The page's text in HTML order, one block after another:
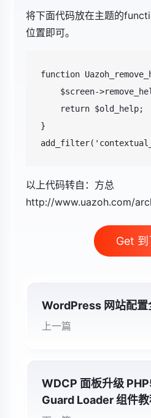
将下面代码放在主题的
位置即可。
function
$screen-
return $old_help;
}
以上代码转自：方总
http://www.uazoh.com/
Get 到
WordPress 网站配置
上一篇
WDCP 面板升级
Guard Loader 组件